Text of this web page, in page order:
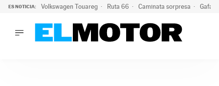
ES NOTICIA: Volkswagen Touareg Ruta 66 Caminata sorpresa Gafas